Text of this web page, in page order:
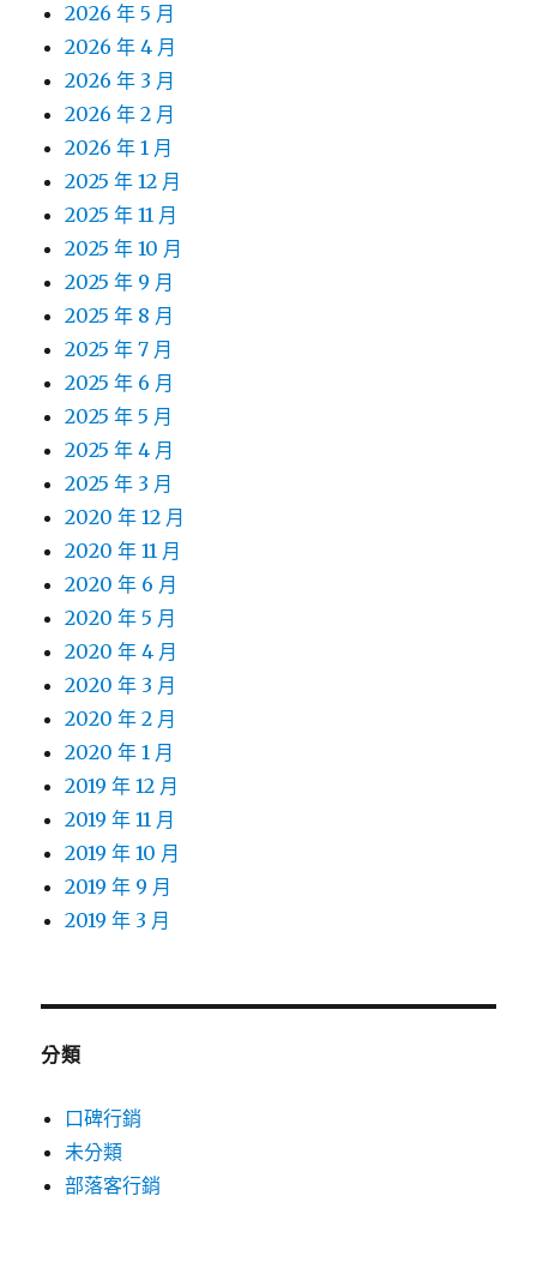
2026 年 5 月
2026 年 4 月
2026 年 3 月
2026 年 2 月
2026 年 1 月
2025 年 12 月
2025 年 11 月
2025 年 10 月
2025 年 9 月
2025 年 8 月
2025 年 7 月
2025 年 6 月
2025 年 5 月
2025 年 4 月
2025 年 3 月
2020 年 12 月
2020 年 11 月
2020 年 6 月
2020 年 5 月
2020 年 4 月
2020 年 3 月
2020 年 2 月
2020 年 1 月
2019 年 12 月
2019 年 11 月
2019 年 10 月
2019 年 9 月
2019 年 3 月
分類
口碑行銷
未分類
部落客行銷